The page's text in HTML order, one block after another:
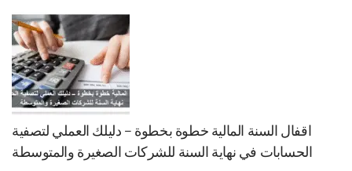
اقفال السنة المالية خطوة بخطوة – دليلك العملي لتصفية
الحسابات في نهاية السنة للشركات الصغيرة والمتوسطة